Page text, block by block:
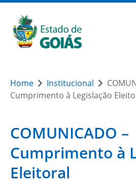
Home Institucional
Cumprimento à Legislação
COMUNICADO –
Cumprimento à
Eleitoral